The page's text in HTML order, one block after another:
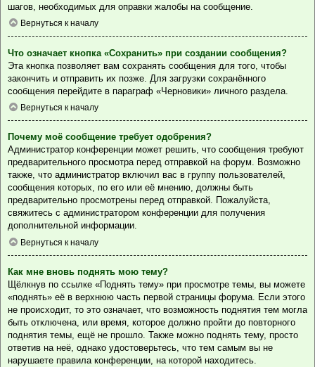
шагов, необходимых для оправки жалобы на сообщение.
Вернуться к началу
Что означает кнопка «Сохранить» при создании сообщения?
Эта кнопка позволяет вам сохранять сообщения для того, чтобы
закончить и отправить их позже. Для загрузки сохранённого
сообщения перейдите в параграф «Черновики» личного раздела.
Вернуться к началу
Почему моё сообщение требует одобрения?
Администратор конференции может решить, что сообщения требуют
предварительного просмотра перед отправкой на форум. Возможно
также, что администратор включил вас в группу пользователей,
сообщения которых, по его или её мнению, должны быть
предварительно просмотрены перед отправкой. Пожалуйста,
свяжитесь с администратором конференции для получения
дополнительной информации.
Вернуться к началу
Как мне вновь поднять мою тему?
Щёлкнув по ссылке «Поднять тему» при просмотре темы, вы можете
«поднять» её в верхнюю часть первой страницы форума. Если этого
не происходит, то это означает, что возможность поднятия тем могла
быть отключена, или время, которое должно пройти до повторного
поднятия темы, ещё не прошло. Также можно поднять тему, просто
ответив на неё, однако удостоверьтесь, что тем самым вы не
нарушаете правила конференции, на которой находитесь.